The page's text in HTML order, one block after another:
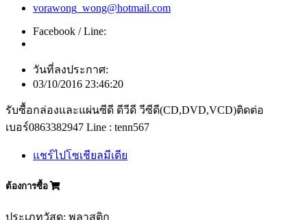
vorawong_wong@hotmail.com
Facebook / Line:
วันที่ลงประกาศ:
03/10/2016 23:46:20
รับซื้อกล่องและแผ่นซีดี ดีวีดี วีซีดี(CD,DVD,VCD)ติดต่อ
เบอร์0863382947 Line : tenn567
แชร์ไปโซเชียลมีเดีย
ต้องการซื้อ
ประเภทวัสดุ: พลาสติก